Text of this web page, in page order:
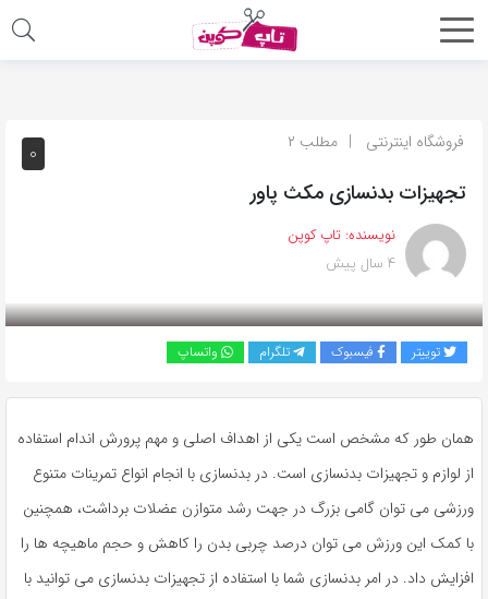
اشتراک
با
از
روش‌های
زیر
می‌توانید
این
صفحه
با
دوستان
خود
بگذارید.
۰ فروشگاه اینترنتی مطلب ۲
تجهیزات بدنسازی مکث پاور
نویسنده: تاپ کوپن
۴ سال پیش
توییتر فیسبوک تلگرام واتساپ
همان طور که مشخص است یکی از اهداف اصلی و مهم پرورش اندام استفاده
از لوازم و تجهیزات بدنسازی است. در بدنسازی با انجام انواع تمرینات متنوع
ورزشی می توان گامی بزرگ در جهت رشد متوازن عضلات برداشت، همچنین
با کمک این ورزش می توان درصد چربی بدن را کاهش و حجم ماهیچه ها را
افزایش داد. در امر بدنسازی شما با استفاده از تجهیزات بدنسازی می توانید با